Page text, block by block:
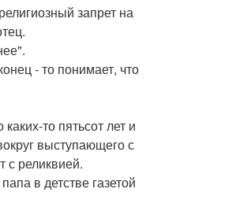
запрет на
- то понимает, что
то пятьсот лет и
выступающего с
с реликвией.
в детстве газетой